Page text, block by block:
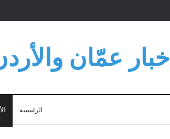
أخبار عمّان
الرئيسية